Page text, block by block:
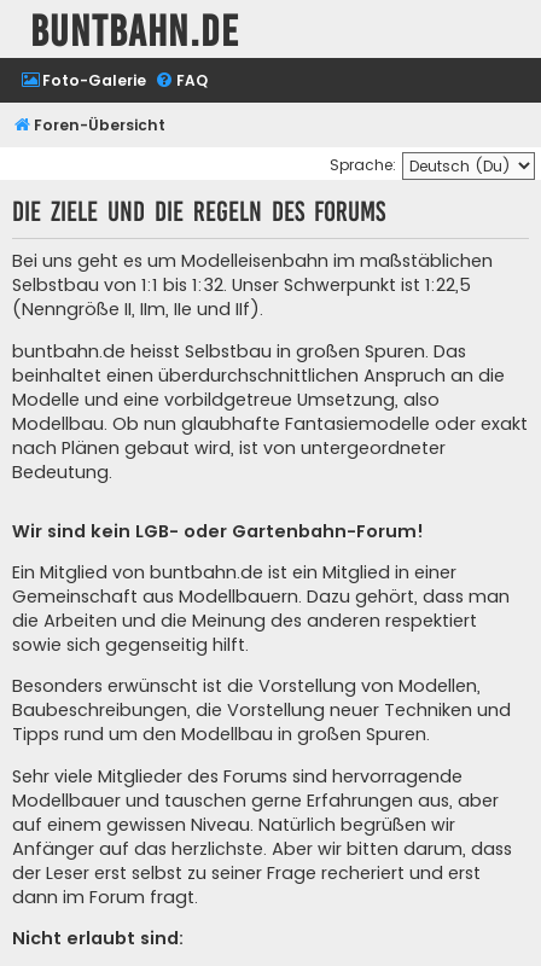
buntbahn.de
Foto-Galerie FAQ
Foren-Übersicht
Sprache:
Die Ziele und die Regeln des Forums
Bei uns geht es um Modelleisenbahn im maßstäblichen
Selbstbau von 1:1 bis 1:32. Unser Schwerpunkt ist 1:22,5
(Nenngröße II, IIm, IIe und IIf).
buntbahn.de heisst Selbstbau in großen Spuren. Das
beinhaltet einen überdurchschnittlichen Anspruch an die
Modelle und eine vorbildgetreue Umsetzung, also
Modellbau. Ob nun glaubhafte Fantasiemodelle oder exakt
nach Plänen gebaut wird, ist von untergeordneter
Bedeutung.
Wir sind kein LGB- oder Gartenbahn-Forum!
Ein Mitglied von buntbahn.de ist ein Mitglied in einer
Gemeinschaft aus Modellbauern. Dazu gehört, dass man
die Arbeiten und die Meinung des anderen respektiert
sowie sich gegenseitig hilft.
Besonders erwünscht ist die Vorstellung von Modellen,
Baubeschreibungen, die Vorstellung neuer Techniken und
Tipps rund um den Modellbau in großen Spuren.
Sehr viele Mitglieder des Forums sind hervorragende
Modellbauer und tauschen gerne Erfahrungen aus, aber
auf einem gewissen Niveau. Natürlich begrüßen wir
Anfänger auf das herzlichste. Aber wir bitten darum, dass
der Leser erst selbst zu seiner Frage recheriert und erst
dann im Forum fragt.
Nicht erlaubt sind: